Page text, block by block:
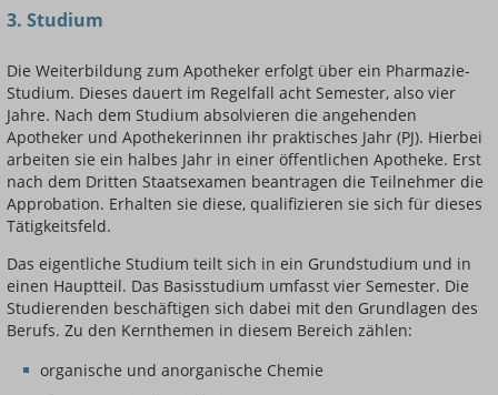
3. Studium
Die Weiterbildung zum Apotheker erfolgt über ein Pharmazie-
Studium. Dieses dauert im Regelfall acht Semester, also vier
Jahre. Nach dem Studium absolvieren die angehenden
Apotheker und Apothekerinnen ihr praktisches Jahr (PJ). Hierbei
arbeiten sie ein halbes Jahr in einer öffentlichen Apotheke. Erst
nach dem Dritten Staatsexamen beantragen die Teilnehmer die
Approbation. Erhalten sie diese, qualifizieren sie sich für dieses
Tätigkeitsfeld.
Das eigentliche Studium teilt sich in ein Grundstudium und in
einen Hauptteil. Das Basisstudium umfasst vier Semester. Die
Studierenden beschäftigen sich dabei mit den Grundlagen des
Berufs. Zu den Kernthemen in diesem Bereich zählen:
organische und anorganische Chemie